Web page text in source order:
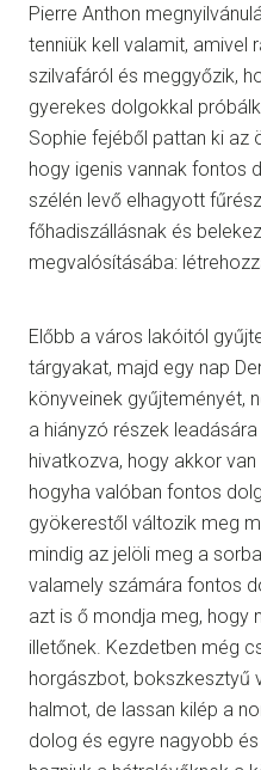
Pierre Anthon
tenniük kell valamit, amivel
szilvafáról és meggyőzik,
gyerekes dolgokkal
Sophie fejéből pattan ki az
hogy igenis vannak fontos
szélén levő elhagyott
főhadiszállásnak és
megvalósításába:
Előbb a város lakóitól
tárgyakat, majd egy nap
könyveinek gyűjteményét,
a hiányzó részek
hivatkozva, hogy akkor
hogyha valóban fontos
gyökerestől változik meg
mindig az jelöli meg a
valamely számára fontos
azt is ő mondja meg, hogy
illetőnek. Kezdetben még
horgászbot, bokszkesztyű
halmot, de lassan kilép a
dolog és egyre nagyobb